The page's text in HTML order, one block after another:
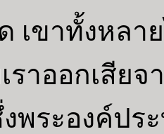
เขาทั้งหลา
ราออกเสีย
พระองค์ปร